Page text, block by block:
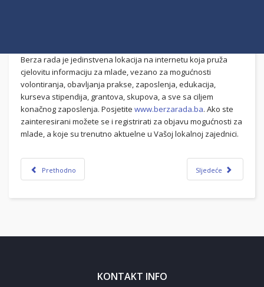
Berza rada je jedinstvena lokacija na internetu koja pruža
cjelovitu informaciju za mlade, vezano za mogućnosti
volontiranja, obavljanja prakse, zaposlenja, edukacija,
kurseva stipendija, grantova, skupova, a sve sa ciljem
konačnog zaposlenja. Posjetite www.berzarada.ba. Ako ste
zainteresirani možete se i registrirati za objavu mogućnosti za
mlade, a koje su trenutno aktuelne u Vašoj lokalnoj zajednici.
Prethodno Sljedeće
KONTAKT INFO